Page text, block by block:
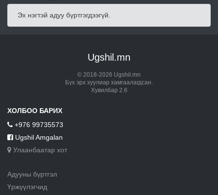
Эх нэгтэй адуу бүртгэгдээгүй.
Ugshil.mn
© 2018-2026 Ugshil.mn
Бүх эрх хуулиар хамгаалагдсан.
Хувилбар 2.6
ХОЛБОО БАРИХ
+976 99735573
Ugshil Amgalan
Улаанбаатар хот
Адууны бүртгэл
Үржүүлэгчид